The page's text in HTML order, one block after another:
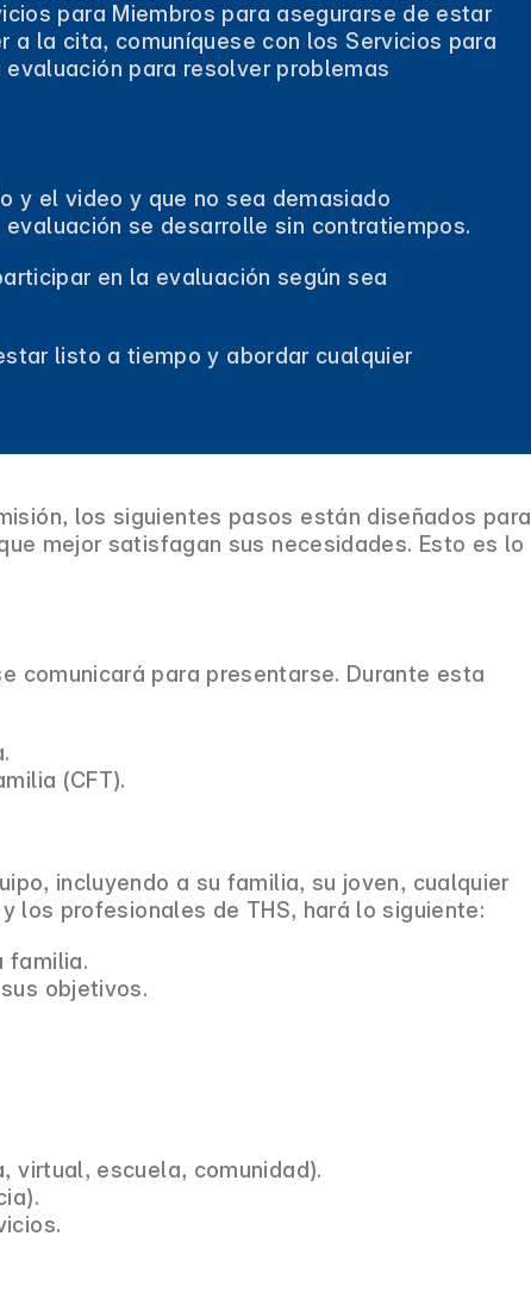
para Miembros para asegurarse de estar
a la cita, comuníquese con los Servicios para
para resolver problemas
y el video y que no sea demasiado
se desarrolle sin contratiempos.
en la evaluación según sea
listo a tiempo y abordar cualquier
los siguientes pasos están diseñados para
mejor satisfagan sus necesidades. Esto es lo
comunicará para presentarse. Durante esta
(CFT).
incluyendo a su familia, su joven, cualquier
los profesionales de THS, hará lo siguiente:
familia.
objetivos.
virtual, escuela, comunidad).